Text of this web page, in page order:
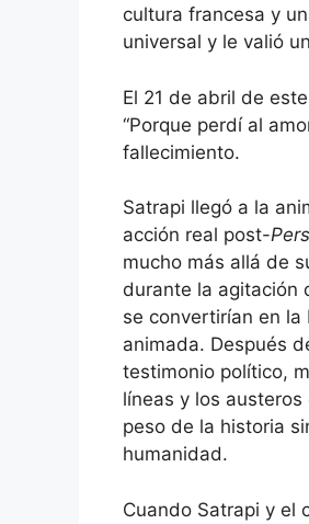
cultura francesa y
universal y le valió
El 21 de abril de
“Porque perdí al
fallecimiento.
Satrapi llegó a la
acción real post-
mucho más allá de
durante la agitación
se convertirían en
animada. Después
testimonio político,
líneas y los
peso de la historia
humanidad.
Cuando Satrapi y el